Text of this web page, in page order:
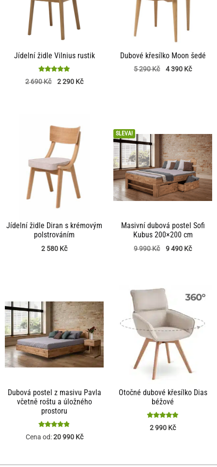
Jídelní židle Vilnius rustik
Hodnocení
2 690Kč 2 290 Kč
Dubové křesílko Moon šedé
5 290Kč 4 390 Kč
Jídelní židle Diran s krémovým
polstrováním
2 580 Kč
SLEVA!
Masivní dubová postel Sofi
Kubus 200×200 cm
9 990Kč 9 490 Kč
Dubová postel z masivu Pavla
včetně roštu a úložného
prostoru
Hodnocení
Cena od:20 990 Kč
Otočné dubové křesílko Dias
béžové
Hodnocení
2 990 Kč